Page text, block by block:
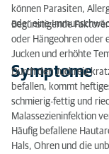
Therapie
können Parasiten,
oder eine
Begünstigende
oder Hängeohren oder
Jucken und erhöhte
Symptome
Durch den Juckreiz
befallen, kommt
schmierig-fettig und
Malassezieninfektion
Häufig befallene
Hals, Ohren und die